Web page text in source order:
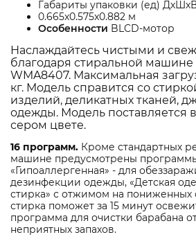
Габариты упаковки (ед)
0.665x0.575x0.882 м
Особенности BLCD-мотор
Наслаждайтесь чистыми и
благодаря стиральной машине
WMA8407. Максимальная
кг. Модель справится со
изделий, деликатных тканей,
одежды. Модель поставляется
сером цвете.
16 программ. Кроме стандартных
машине предусмотрены
«Гипоаллергенная» - для
дезинфекции одежды, «Детская
стирка» с отжимом на пониженных
стирка поможет за 15 минут
программа для очистки барабана
неприятных запахов.